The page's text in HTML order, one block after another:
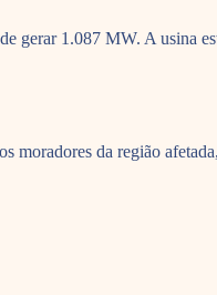
gerar 1.087 MW. A usina
moradores da região